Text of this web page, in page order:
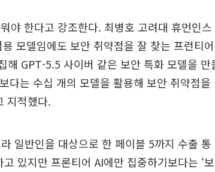
야 한다고 강조한다. 최병호 고려대 휴먼인스
모델임에도 보안 취약점을 잘 찾는 프런티어
해 GPT-5.5 사이버 같은 보안 특화 모델을 만
다는 수십 개의 모델을 활용해 보안 취약점을
지적했다.
일반인을 대상으로 한 페이블 5까지 수출 통
있지만 프론티어 AI에만 집중하기보다는 ‘보